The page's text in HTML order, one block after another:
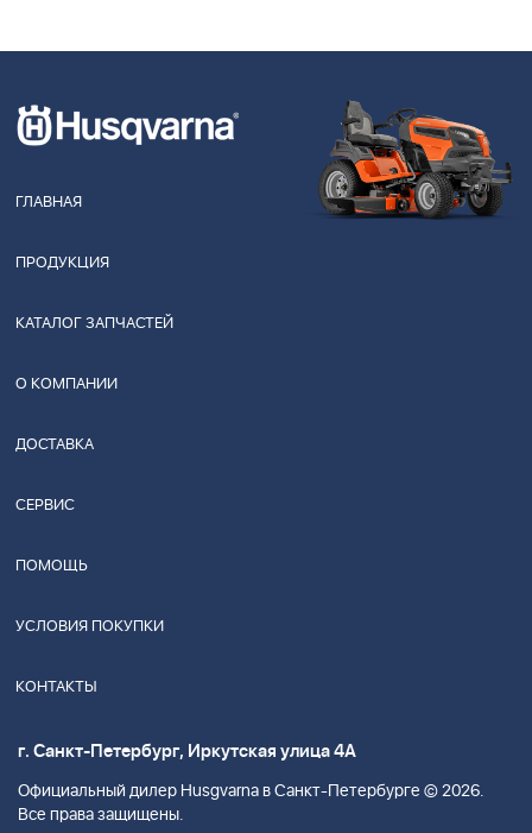
ГЛАВНАЯ
ПРОДУКЦИЯ
КАТАЛОГ ЗАПЧАСТЕЙ
О КОМПАНИИ
ДОСТАВКА
СЕРВИС
ПОМОЩЬ
УСЛОВИЯ ПОКУПКИ
КОНТАКТЫ
г. Санкт-Петербург, Иркутская улица 4А
Официальный дилер Husgvarna в Санкт-Петербурге © 2026.
Все права защищены.